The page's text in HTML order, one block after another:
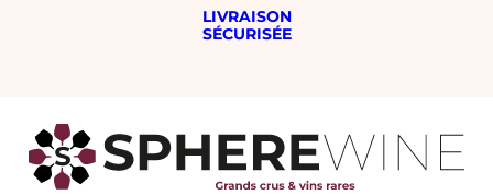
LIVRAISON
SÉCURISÉE